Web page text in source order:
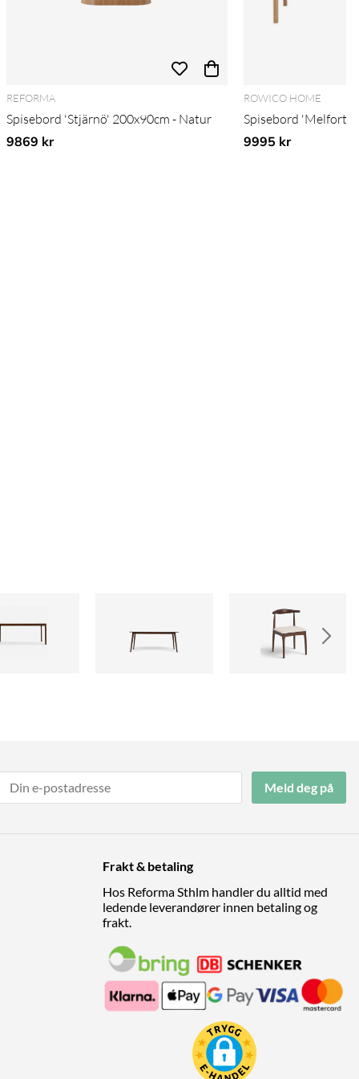
REFORMA
Spisebord 'Stjärnö' 200x90cm - Natur
9869 kr
ROWICO HOME
Spisebord 'Melfort'
9995 kr
Meld deg på
Frakt & betaling
Hos Reforma Sthlm handler du alltid med
ledende leverandører innen betaling og
frakt.